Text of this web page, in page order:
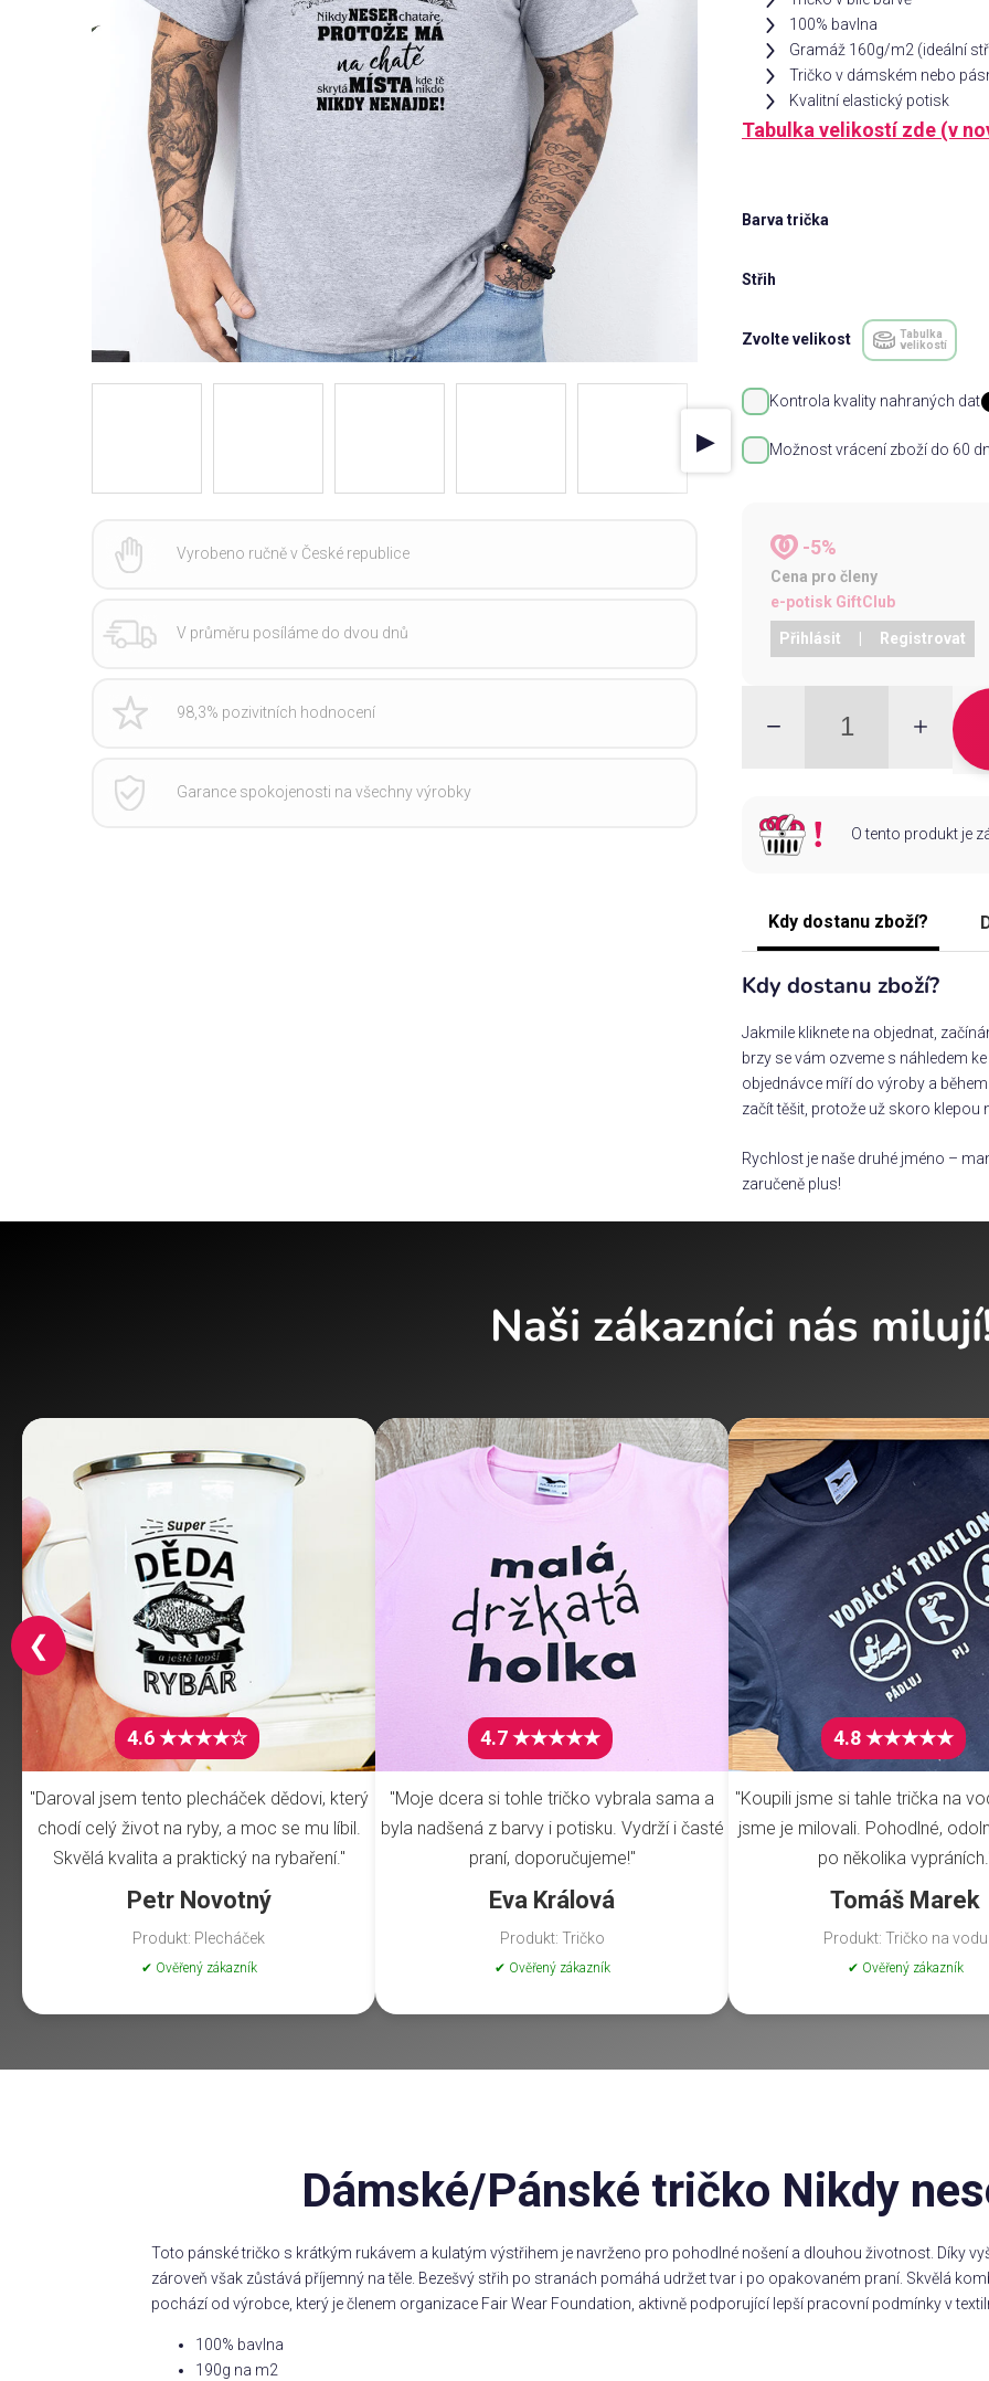
100% bavlna
Gramáž 160g/m2 (ideální
Tričko v dámském nebo
Kvalitní elastický potisk
Tabulka velikostí zde (v
Barva trička
Střih
Zvolte velikost
Tabulka
velikostí
Kontrola kvality nahraných dat
Možnost vrácení zboží do 60
-5%
Cena pro členy
e-potisk GiftClub
Přihlásit Registrovat
O tento produkt je
Kdy dostanu zboží?
Kdy dostanu zboží?
Jakmile kliknete na objednat,
brzy se vám ozveme s náhledem
objednávce míří do výroby a
začít těšit, protože už skoro klepou
Rychlost je naše druhé jméno –
zaručeně plus!
▶
Vyrobeno ručně v České republice
V průměru posíláme do dvou dnů
98,3% pozivitních hodnocení
Garance spokojenosti na všechny výrobky
Naši zákazníci nás
4.6 ★★★★☆
"Daroval jsem tento plecháček dědovi, který
chodí celý život na ryby, a moc se mu líbil.
Skvělá kvalita a praktický na rybaření."
Petr Novotný
Produkt: Plecháček
✔ Ověřený zákazník
4.7 ★★★★★
"Moje dcera si tohle tričko vybrala sama a
byla nadšená z barvy i potisku. Vydrží i časté
praní, doporučujeme!"
Eva Králová
Produkt: Tričko
✔ Ověřený zákazník
4.8 ★★★★★
"Koupili jsme si tahle trička na
jsme je milovali. Pohodlné,
po několika
Tomáš Marek
Produkt: Tričko na vodu
✔ Ověřený zákazník
❮
Dámské/Pánské tričko Nikdy
Toto pánské tričko s krátkým rukávem a kulatým výstřihem je navrženo pro pohodlné nošení a dlouhou životnost. Díky
zároveň však zůstává příjemný na těle. Bezešvý střih po stranách pomáhá udržet tvar i po opakovaném praní. Skvělá
pochází od výrobce, který je členem organizace Fair Wear Foundation, aktivně podporující lepší pracovní podmínky v
100% bavlna
190g na m2